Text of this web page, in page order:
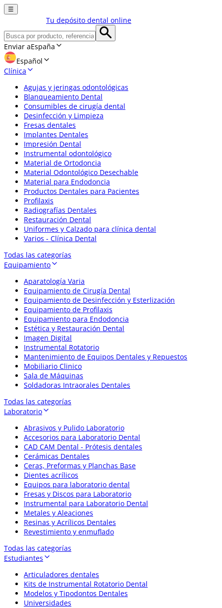
☰
Tu depósito dental online
Enviar aEspaña
Español
Clínica
Agujas y jeringas odontológicas
Blanqueamiento Dental
Consumibles de cirugía dental
Desinfección y Limpieza
Fresas dentales
Implantes Dentales
Impresión Dental
Instrumental odontológico
Material de Ortodoncia
Material Odontológico Desechable
Material para Endodoncia
Productos Dentales para Pacientes
Profilaxis
Radiografías Dentales
Restauración Dental
Uniformes y Calzado para clínica dental
Varios - Clínica Dental
Todas las categorías
Equipamiento
Aparatología Varia
Equipamiento de Cirugía Dental
Equipamiento de Desinfección y Esterlización
Equipamiento de Profilaxis
Equipamiento para Endodoncia
Estética y Restauración Dental
Imagen Digital
Instrumental Rotatorio
Mantenimiento de Equipos Dentales y Repuestos
Mobiliario Clinico
Sala de Máquinas
Soldadoras Intraorales Dentales
Todas las categorías
Laboratorio
Abrasivos y Pulido Laboratorio
Accesorios para Laboratorio Dental
CAD CAM Dental - Prótesis dentales
Cerámicas Dentales
Ceras, Preformas y Planchas Base
Dientes acrílicos
Equipos para laboratorio dental
Fresas y Discos para Laboratorio
Instrumental para Laboratorio Dental
Metales y Aleaciones
Resinas y Acrílicos Dentales
Revestimiento y enmuflado
Todas las categorías
Estudiantes
Articuladores dentales
Kits de Instrumental Rotatorio Dental
Modelos y Tipodontos Dentales
Universidades